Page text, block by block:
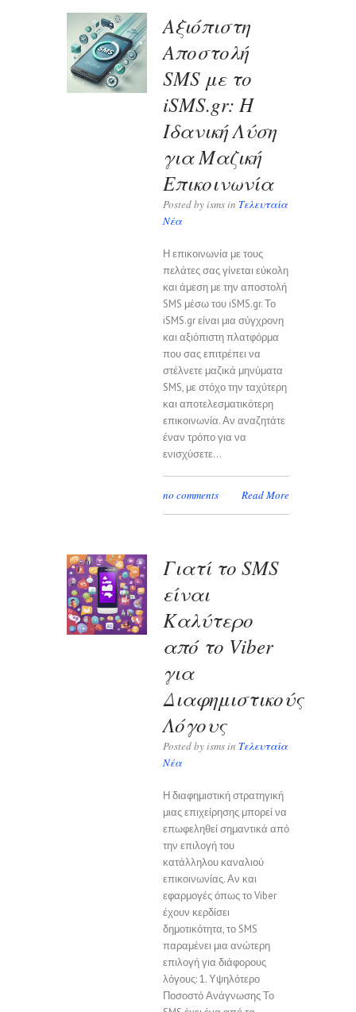
Αξιόπιστη
Αποστολή
SMS με το
iSMS.gr: Η
Ιδανική Λύση
για Μαζική
Επικοινωνία
Posted by isms in Τελευταία
Νέα
Η επικοινωνία με τους
πελάτες σας γίνεται εύκολη
και άμεση με την αποστολή
SMS μέσω του iSMS.gr. Το
iSMS.gr είναι μια σύγχρονη
και αξιόπιστη πλατφόρμα
που σας επιτρέπει να
στέλνετε μαζικά μηνύματα
SMS, με στόχο την ταχύτερη
και αποτελεσματικότερη
επικοινωνία. Αν αναζητάτε
έναν τρόπο για να
ενισχύσετε...
no comments Read More
Γιατί το SMS
είναι
Καλύτερο
από το Viber
για
Διαφημιστικούς
Λόγους
Posted by isms in Τελευταία
Νέα
Η διαφημιστική στρατηγική
μιας επιχείρησης μπορεί να
επωφεληθεί σημαντικά από
την επιλογή του
κατάλληλου καναλιού
επικοινωνίας. Αν και
εφαρμογές όπως το Viber
έχουν κερδίσει
δημοτικότητα, το SMS
παραμένει μια ανώτερη
επιλογή για διάφορους
λόγους: 1. Υψηλότερο
Ποσοστό Ανάγνωσης Το